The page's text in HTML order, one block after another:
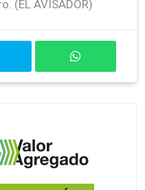
(EL AVISADOR)